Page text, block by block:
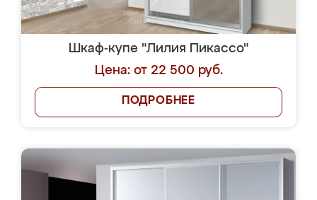
Шкаф-купе "Лилия Пикассо"
Цена: от 22 500 руб.
ПОДРОБНЕЕ